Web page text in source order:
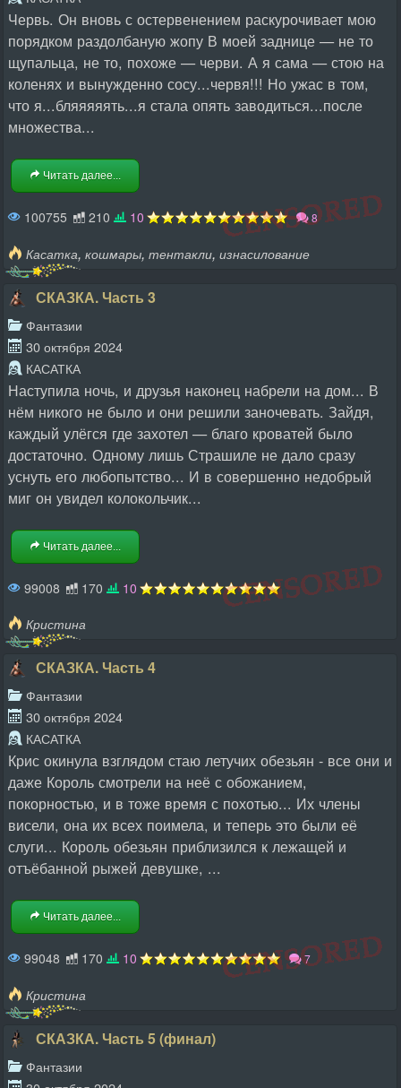
Червь. Он вновь с остервенением раскурочивает мою
порядком раздолбаную жопу В моей заднице — не то
щупальца, не то, похоже — черви. А я сама — стою на
коленях и вынужденно сосу...червя!!! Но ужас в том,
что я...бляяяяять...я стала опять заводиться...после
множества...
Читать далее...
100755 210 10 8
Касатка, кошмары, тентакли, изнасилование
СКАЗКА. Часть 3
Фантазии
30 октября 2024
КАСАТКА
Наступила ночь, и друзья наконец набрели на дом... В
нём никого не было и они решили заночевать. Зайдя,
каждый улёгся где захотел — благо кроватей было
достаточно. Одному лишь Страшиле не дало сразу
уснуть его любопытство... И в совершенно недобрый
миг он увидел колокольчик...
Читать далее...
99008 170
10
Кристина
СКАЗКА. Часть 4
Фантазии
30 октября 2024
КАСАТКА
Крис окинула взглядом стаю летучих обезьян - все они и
даже Король смотрели на неё с обожанием,
покорностью, и в тоже время с похотью... Их члены
висели, она их всех поимела, и теперь это были её
слуги... Король обезьян приблизился к лежащей и
отъёбанной рыжей девушке, ...
Читать далее...
99048 170 10 7
Кристина
СКАЗКА. Часть 5 (финал)
Фантазии